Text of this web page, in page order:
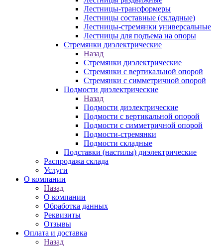
Лестницы-трансформеры
Лестницы составные (складные)
Лестницы-стремянки универсальные
Лестницы для подъема на опоры
Стремянки диэлектрические
Назад
Стремянки диэлектрические
Стремянки с вертикальной опорой
Стремянки с симметричной опорой
Подмости диэлектрические
Назад
Подмости диэлектрические
Подмости с вертикальной опорой
Подмости с симметричной опорой
Подмости-стремянки
Подмости складные
Подставки (настилы) диэлектрические
Распродажа склада
Услуги
О компании
Назад
О компании
Обработка данных
Реквизиты
Отзывы
Оплата и доставка
Назад